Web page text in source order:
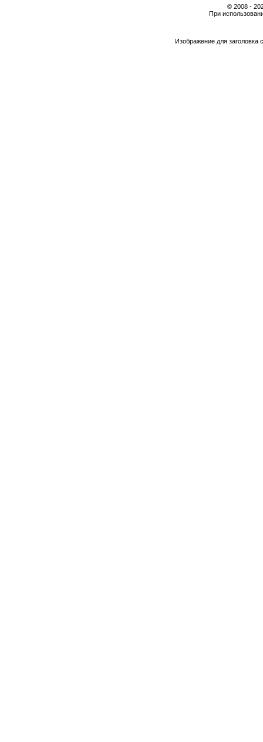
© 2008 -
При
Изображение для